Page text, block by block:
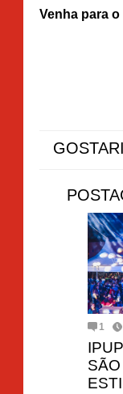
Venha para
1